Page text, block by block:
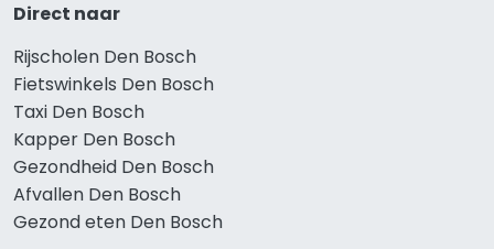
Direct naar
Rijscholen Den Bosch
Fietswinkels Den Bosch
Taxi Den Bosch
Kapper Den Bosch
Gezondheid Den Bosch
Afvallen Den Bosch
Gezond eten Den Bosch